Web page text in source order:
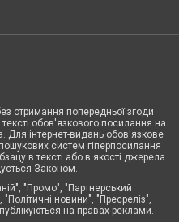
отримання попередньої згоди
обов'язкового посилання на
Для інтернет-видань обов'язкове
систем гіперпосилання
в тексті або в якості джерела.
Законом.
"Промо", "Партнерський
новини", "Пресреліз",
на правах реклами.